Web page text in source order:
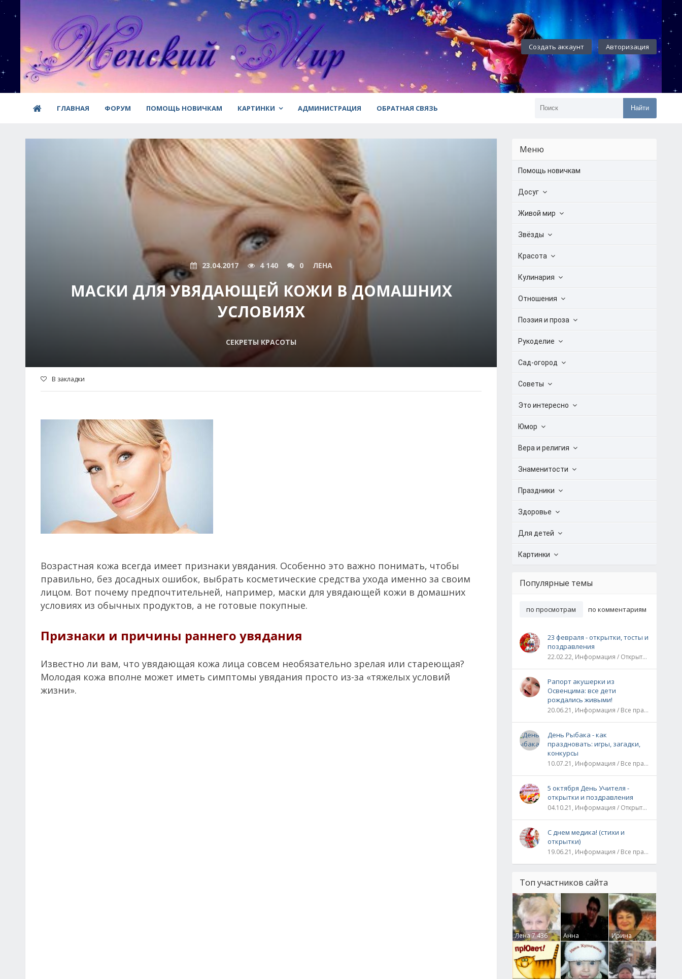
Создать аккаунт Авторизация
ГЛАВНАЯ ФОРУМ ПОМОЩЬ НОВИЧКАМ КАРТИНКИ АДМИНИСТРАЦИЯ ОБРАТНАЯ СВЯЗЬ Найти
23.04.2017 4 140 0 ЛЕНА
МАСКИ ДЛЯ УВЯДАЮЩЕЙ КОЖИ В ДОМАШНИХ
УСЛОВИЯХ
СЕКРЕТЫ КРАСОТЫ
В закладки
Возрастная кожа всегда имеет признаки увядания. Особенно это важно понимать, чтобы
правильно, без досадных ошибок, выбрать косметические средства ухода именно за своим
лицом. Вот почему предпочтительней, например, маски для увядающей кожи в домашних
условиях из обычных продуктов, а не готовые покупные.
Признаки и причины раннего увядания
Известно ли вам, что увядающая кожа лица совсем необязательно зрелая или стареющая?
Молодая кожа вполне может иметь симптомы увядания просто из-за «тяжелых условий
жизни».
Меню
Помощь новичкам
Досуг
Живой мир
Звёзды
Красота
Кулинария
Отношения
Поэзия и проза
Рукоделие
Сад-огород
Советы
Это интересно
Юмор
Вера и религия
Знаменитости
Праздники
Здоровье
Для детей
Картинки
Популярные темы
по просмотрам по комментариям
23 февраля - открытки, тосты и
поздравления
22.02.22, Информация / Открытки / Все праздники
Рапорт акушерки из
Освенцима: все дети
рождались живыми!
20.06.21, Информация / Все праздники / Рассказы и истории
День Рыбака - как
праздновать: игры, загадки,
конкурсы
10.07.21, Информация / Все праздники
5 октября День Учителя -
открытки и поздравления
04.10.21, Информация / Открытки / Все праздники
С днем медика! (стихи и
открытки)
19.06.21, Информация / Все праздники
Топ участников сайта
Лена7 436
Анна
Гумлевая0
Ирина
Бруцкая41